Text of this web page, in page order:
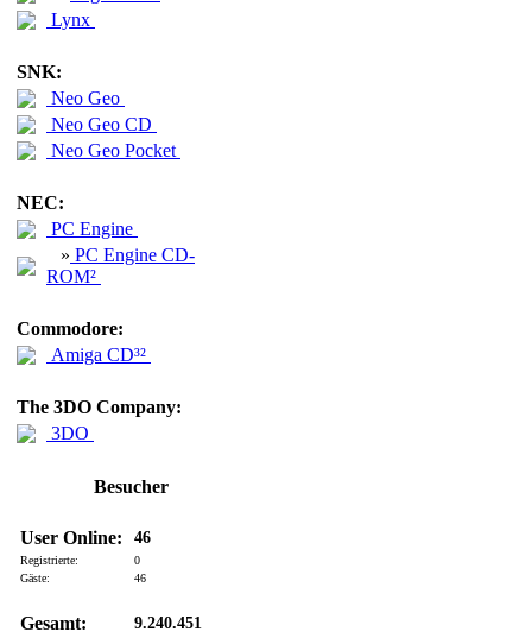
Lynx
SNK:
Neo Geo
Neo Geo CD
Neo Geo Pocket
NEC:
PC Engine
» PC Engine CD-
ROM²
Commodore:
Amiga CD³²
The 3DO Company:
3DO
Besucher
User Online: 46
Registrierte:
0
Gäste:
46
Gesamt: 9.240.451